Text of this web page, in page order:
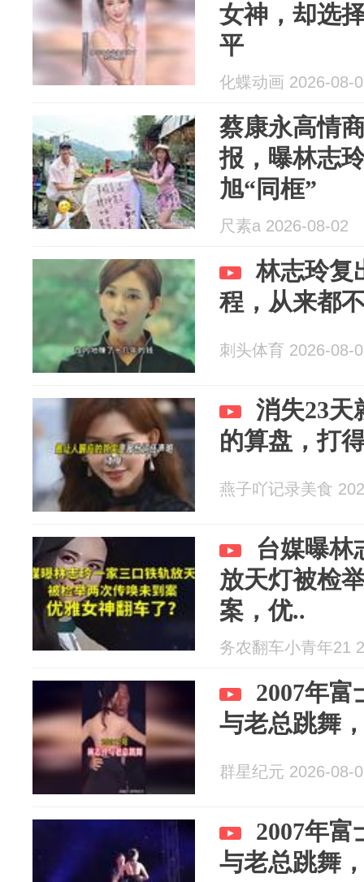
女神，却选
平
化蝶动画 2026-08-
蔡康永高情
报，曝林志
旭“同框”
尺素a 2026-08-02
林志玲复
程，从来都
刺头体育 2026-08-
消失23天
的算盘，打
燕子吖记录美食
台媒曝林
放天灯被检
案，优..
务农翻车小青年21
2007年
与老总跳舞
群星纪元 2026-08-
2007年
与老总跳舞